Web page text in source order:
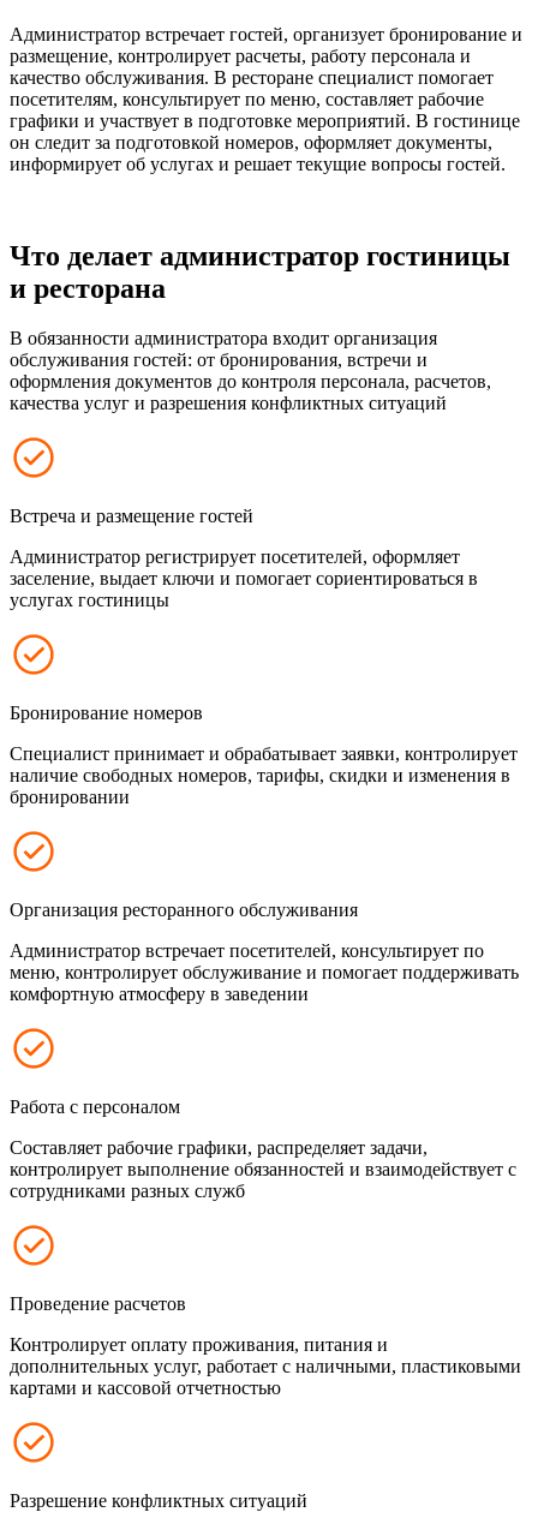
Администратор встречает гостей, организует бронирование и
размещение, контролирует расчеты, работу персонала и
качество обслуживания. В ресторане специалист помогает
посетителям, консультирует по меню, составляет рабочие
графики и участвует в подготовке мероприятий. В гостинице
он следит за подготовкой номеров, оформляет документы,
информирует об услугах и решает текущие вопросы гостей.
Что делает администратор гостиницы
и ресторана
В обязанности администратора входит организация
обслуживания гостей: от бронирования, встречи и
оформления документов до контроля персонала, расчетов,
качества услуг и разрешения конфликтных ситуаций
Встреча и размещение гостей
Администратор регистрирует посетителей, оформляет
заселение, выдает ключи и помогает сориентироваться в
услугах гостиницы
Бронирование номеров
Специалист принимает и обрабатывает заявки, контролирует
наличие свободных номеров, тарифы, скидки и изменения в
бронировании
Организация ресторанного обслуживания
Администратор встречает посетителей, консультирует по
меню, контролирует обслуживание и помогает поддерживать
комфортную атмосферу в заведении
Работа с персоналом
Составляет рабочие графики, распределяет задачи,
контролирует выполнение обязанностей и взаимодействует с
сотрудниками разных служб
Проведение расчетов
Контролирует оплату проживания, питания и
дополнительных услуг, работает с наличными, пластиковыми
картами и кассовой отчетностью
Разрешение конфликтных ситуаций